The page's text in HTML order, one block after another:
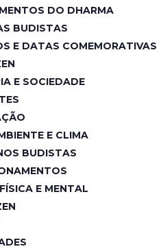
DO DHARMA
BUDISTAS
E DATAS COMEMORATIVAS
E SOCIEDADE
E CLIMA
BUDISTAS
E MENTAL